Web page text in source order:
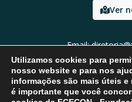
Ver
Email:
Tel: (92) 3024-
Utilizamos cookies para
nosso website e para nos
informações são mais úteis
é importante que você